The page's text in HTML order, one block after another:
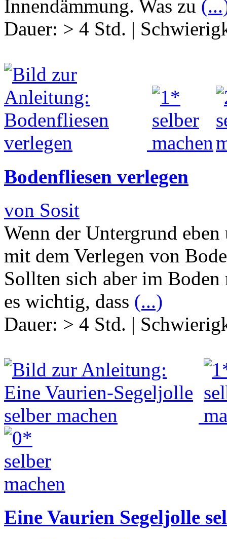
Innendämmung. Was zu
Dauer: > 4 Std. |
Bodenfliesen verlegen
von Sosit
Wenn der Untergrund
mit dem Verlegen von
Sollten sich aber im
es wichtig, dass (...)
Dauer: > 4 Std. |
Eine Vaurien Segeljolle